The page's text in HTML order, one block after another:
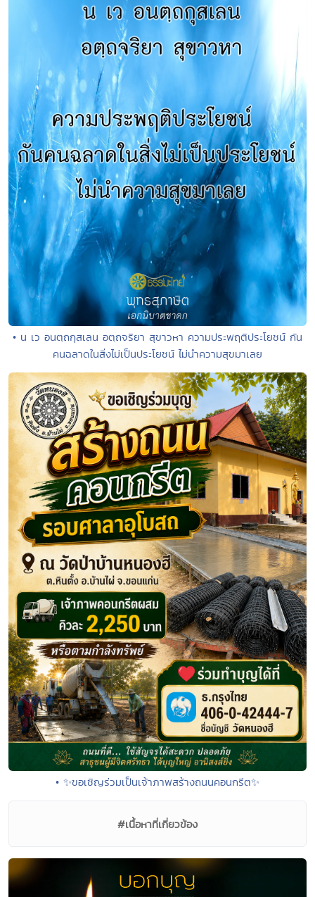
• น เว อนตฺถกุสเลน อตฺถจริยา สุขาวหา ความประพฤติประโยชน์ กัน
คนฉลาดในสิ่งไม่เป็นประโยชน์ ไม่นำความสุขมาเลย
• ✨ขอเชิญร่วมเป็นเจ้าภาพสร้างถนนคอนกรีต✨
#เนื้อหาที่เกี่ยวข้อง